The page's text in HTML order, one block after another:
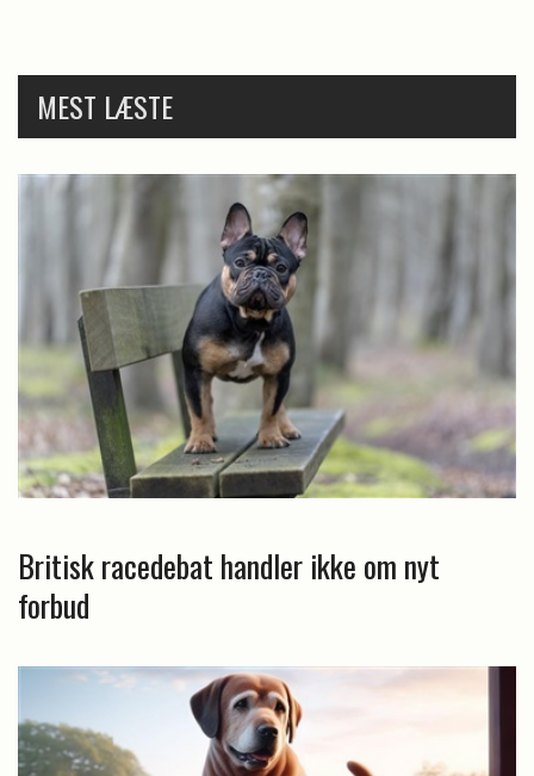
MEST LÆSTE
Britisk racedebat handler ikke om nyt
forbud